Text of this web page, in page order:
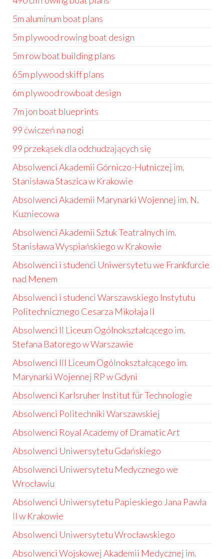
5m aluminum boat plans
5m plywood rowing boat design
5m row boat building plans
65m plywood skiff plans
6m plywood rowboat design
7m jon boat blueprints
99 ćwiczeń na nogi
99 przekąsek dla odchudzających się
Absolwenci Akademii Górniczo-Hutniczej im.
Stanisława Staszica w Krakowie
Absolwenci Akademii Marynarki Wojennej im. N.
Kuzniecowa
Absolwenci Akademii Sztuk Teatralnych im.
Stanisława Wyspiańskiego w Krakowie
Absolwenci i studenci Uniwersytetu we Frankfurcie
nad Menem
Absolwenci i studenci Warszawskiego Instytutu
Politechnicznego Cesarza Mikołaja II
Absolwenci II Liceum Ogólnokształcącego im.
Stefana Batorego w Warszawie
Absolwenci III Liceum Ogólnokształcącego im.
Marynarki Wojennej RP w Gdyni
Absolwenci Karlsruher Institut für Technologie
Absolwenci Politechniki Warszawskiej
Absolwenci Royal Academy of Dramatic Art
Absolwenci Uniwersytetu Gdańskiego
Absolwenci Uniwersytetu Medycznego we
Wrocławiu
Absolwenci Uniwersytetu Papieskiego Jana Pawła
II w Krakowie
Absolwenci Uniwersytetu Wrocławskiego
Absolwenci Wojskowej Akademii Medycznej im.